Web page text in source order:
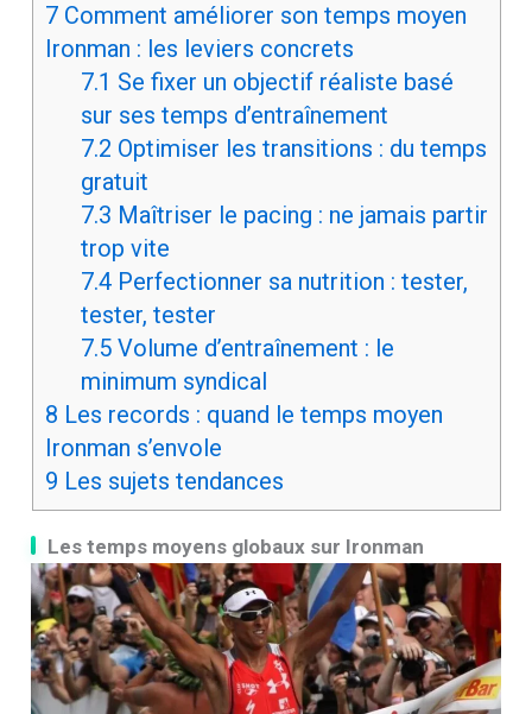
7Comment améliorer son temps moyen
Ironman : les leviers concrets
7.1 Se fixer un objectif réaliste basé
sur ses temps d’entraînement
7.2 Optimiser les transitions : du temps
gratuit
7.3 Maîtriser le pacing : ne jamais partir
trop vite
7.4Perfectionner sa nutrition : tester,
tester, tester
7.5Volume d’entraînement : le
minimum syndical
8 Les records : quand le temps moyen
Ironman s’envole
9 Les sujets tendances
Les temps moyens globaux sur Ironman